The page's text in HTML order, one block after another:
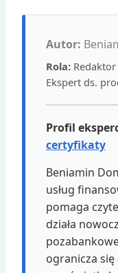
Autor:
Rola:
Ekspert ds.
Profil
certyfikaty
Beniamin
usług
pomaga
działa
ogranicza